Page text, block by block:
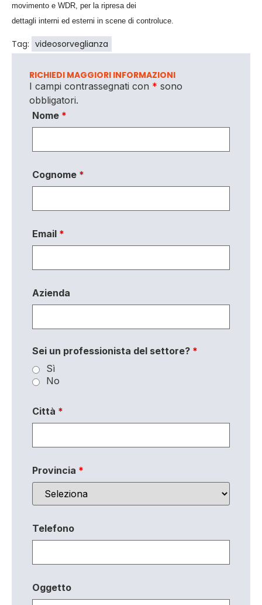
movimento e WDR, per la ripresa dei
dettagli interni ed esterni in scene di controluce.
Tag: videosorveglianza
RICHIEDI MAGGIORI INFORMAZIONI
I campi contrassegnati con * sono
obbligatori.
Nome *
Cognome *
Email *
Azienda
Sei un professionista del settore? *
Sì
No
Città *
Provincia *
Telefono
Oggetto